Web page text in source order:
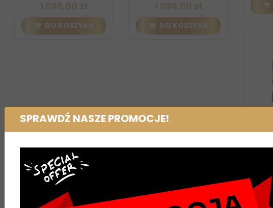
SPRAWDŹ NASZE PROMOCJE!
DO KOSZYKA DO KOSZYKA